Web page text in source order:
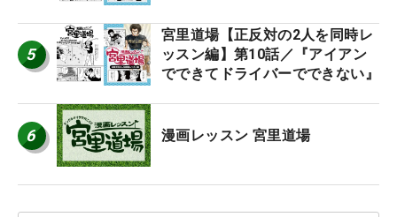
5
宮里道場【正反対の2人を同時レ
ッスン編】第10話／『アイアン
でできてドライバーでできない』
6 漫画レッスン 宮里道場